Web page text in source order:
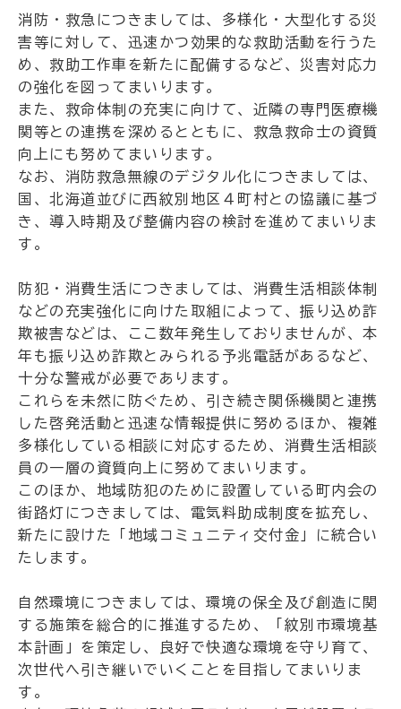
消防・救急につきましては、多様化・大型化する災
害等に対して、迅速かつ効果的な救助活動を行うた
め、救助工作車を新たに配備するなど、災害対応力
の強化を図ってまいります。
また、救命体制の充実に向けて、近隣の専門医療機
関等との連携を深めるとともに、救急救命士の資質
向上にも努めてまいります。
なお、消防救急無線のデジタル化につきましては、
国、北海道並びに西紋別地区４町村との協議に基づ
き、導入時期及び整備内容の検討を進めてまいりま
す。
防犯・消費生活につきましては、消費生活相談体制
などの充実強化に向けた取組によって、振り込め詐
欺被害などは、ここ数年発生しておりませんが、本
年も振り込め詐欺とみられる予兆電話があるなど、
十分な警戒が必要であります。
これらを未然に防ぐため、引き続き関係機関と連携
した啓発活動と迅速な情報提供に努めるほか、複雑
多様化している相談に対応するため、消費生活相談
員の一層の資質向上に努めてまいります。
このほか、地域防犯のために設置している町内会の
街路灯につきましては、電気料助成制度を拡充し、
新たに設けた「地域コミュニティ交付金」に統合い
たします。
自然環境につきましては、環境の保全及び創造に関
する施策を総合的に推進するため、「紋別市環境基
本計画」を策定し、良好で快適な環境を守り育て、
次世代へ引き継いでいくことを目指してまいりま
す。